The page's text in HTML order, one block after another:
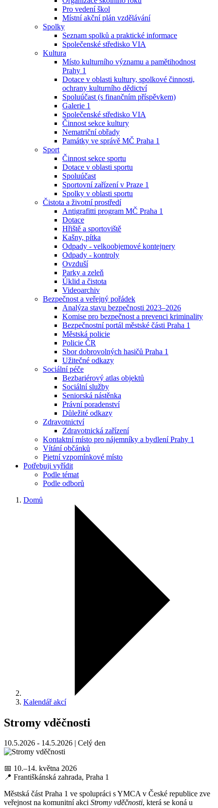
Pro vedení škol
Místní akční plán vzdělávání
Spolky
Seznam spolků a praktické informace
Společenské středisko VIA
Kultura
Místo kulturního významu a pamětihodnost
Prahy 1
Dotace v oblasti kultury, spolkové činnosti,
ochrany kulturního dědictví
Spoluúčast (s finančním příspěvkem)
Galerie 1
Společenské středisko VIA
Činnost sekce kultury
Nematriční obřady
Památky ve správě MČ Praha 1
Sport
Činnost sekce sportu
Dotace v oblasti sportu
Spoluúčast
Sportovní zařízení v Praze 1
Spolky v oblasti sportu
Čistota a životní prostředí
Antigrafitti program MČ Praha 1
Dotace
Hřiště a sportoviště
Kašny, pítka
Odpady - velkoobjemové kontejnery
Odpady - kontroly
Ovzduší
Parky a zeleň
Úklid a čistota
Videoarchiv
Bezpečnost a veřejný pořádek
Analýza stavu bezpečnosti 2023–2026
Komise pro bezpečnost a prevenci kriminality
Bezpečnostní portál městské části Praha 1
Městská policie
Policie ČR
Sbor dobrovolných hasičů Praha 1
Užitečné odkazy
Sociální péče
Bezbariérový atlas objektů
Sociální služby
Seniorská nástěnka
Právní poradenství
Důležité odkazy
Zdravotnictví
Zdravotnická zařízení
Kontaktní místo pro nájemníky a bydlení Prahy 1
Vítání občánků
Pietní vzpomínkové místo
Potřebuji vyřídit
Podle témat
Podle odborů
Domů
Kalendář akcí
Stromy vděčnosti
10.5.2026 - 14.5.2026 | Celý den
📅 10.–14. května 2026
📍 Františkánská zahrada, Praha 1
Městská část Praha 1 ve spolupráci s YMCA v České republice zve
veřejnost na komunitní akci Stromy vděčnosti, která se koná u